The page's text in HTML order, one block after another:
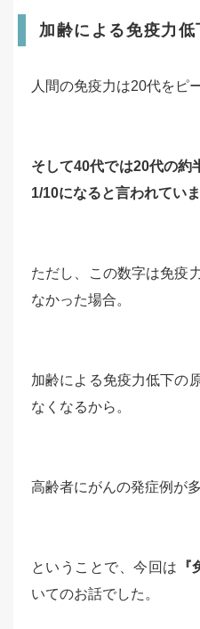
加齢による免疫力低
人間の免疫力は20代をピ
そして40代では20代の約
1/10になると言われていま
ただし、この数字は免疫
なかった場合。
加齢による免疫力低下の
なくなるから。
高齢者にがんの発症例が
ということで、今回は
いてのお話でした。